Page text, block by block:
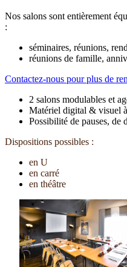
Nos salons sont entièrement
:
séminaires, réunions,
réunions de famille,
Contactez-nous pour plus de
2 salons modulables et
Matériel digital & visuel
Possibilité de pauses, de
Dispositions possibles :
en U
en carré
en théâtre